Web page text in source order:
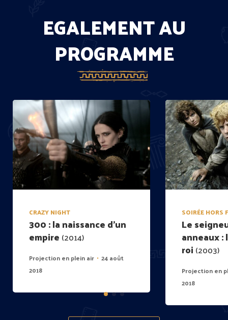
EGALEMENT AU
PROGRAMME
CRAZY NIGHT
300 : la naissance d’un
empire (2014)
Projection en plein air • 24 août
2018
SOIRÉE HORS
Le
anneaux
roi (2003)
Projection en
2018